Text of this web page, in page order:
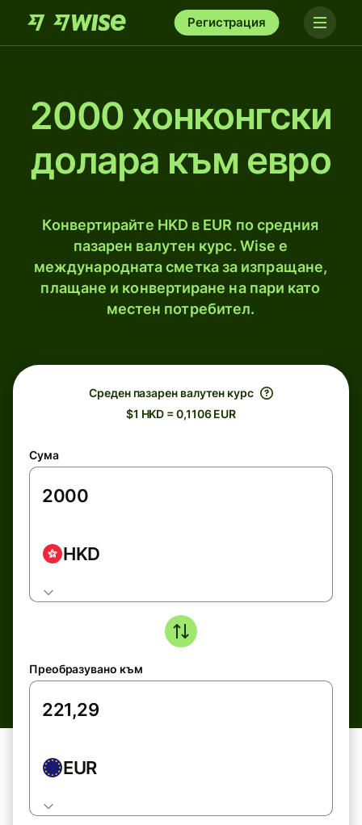
Регистрация
2000 хонконгски
долара към евро
Конвертирайте HKD в EUR по средния
пазарен валутен курс. Wise е
международната сметка за изпращане,
плащане и конвертиране на пари като
местен потребител.
Среден пазарен валутен курс
$1 HKD = 0,1106 EUR
Сума
HKD
Преобразувано към
EUR